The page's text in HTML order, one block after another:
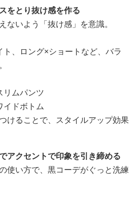
をとり抜け感を作る
いよう「抜け感」を意識。
、ロング×ショートなど、バラ
ムパンツ
ドボトム
けることで、スタイルアップ効果
アクセントで印象を引き締める
使い方で、黒コーデがぐっと洗練